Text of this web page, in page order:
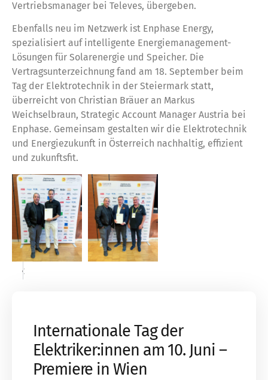
Vertriebsmanager bei Televes, übergeben.
Ebenfalls neu im Netzwerk ist Enphase Energy,
spezialisiert auf intelligente Energiemanagement-
Lösungen für Solarenergie und Speicher. Die
Vertragsunterzeichnung fand am 18. September beim
Tag der Elektrotechnik in der Steiermark statt,
überreicht von Christian Bräuer an Markus
Weichselbraun, Strategic Account Manager Austria bei
Enphase. Gemeinsam gestalten wir die Elektrotechnik
und Energiezukunft in Österreich nachhaltig, effizient
und zukunftsfit.
Internationale Tag der
Elektriker:innen am 10. Juni –
Premiere in Wien